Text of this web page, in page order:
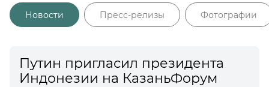
Новости Пресс-релизы Фотографии
Путин пригласил президента
Индонезии на КазаньФорум